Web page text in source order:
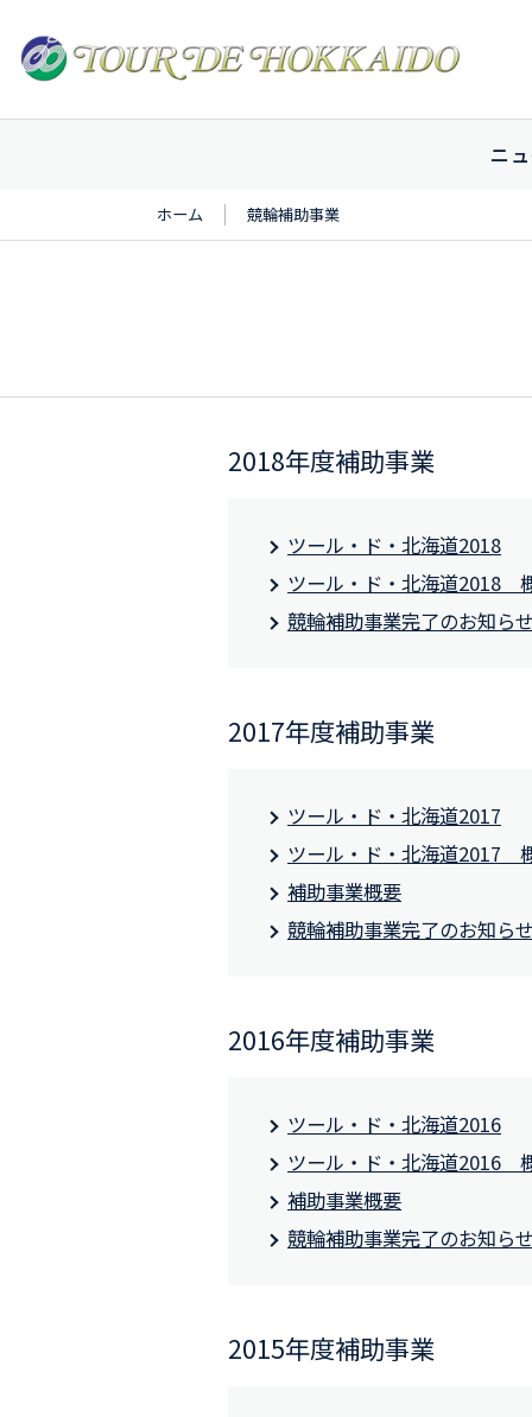
ニ
ホーム 競輪補助事業
2018年度補助事業
ツール・ド・北海道2018
ツール・ド・北海道2018
競輪補助事業完了のお知らせ
2017年度補助事業
ツール・ド・北海道2017
ツール・ド・北海道2017
補助事業概要
競輪補助事業完了のお知らせ
2016年度補助事業
ツール・ド・北海道2016
ツール・ド・北海道2016
補助事業概要
競輪補助事業完了のお知らせ
2015年度補助事業